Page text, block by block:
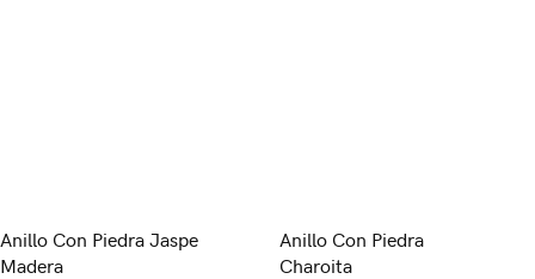
Anillo Con Piedra Jaspe
Madera
Anillo Con Piedra
Charoita